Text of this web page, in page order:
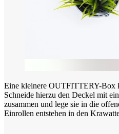
Eine kleinere OUTFITTERY-Box
Schneide hierzu den Deckel mit
zusammen und lege sie in die
Einrollen entstehen in den